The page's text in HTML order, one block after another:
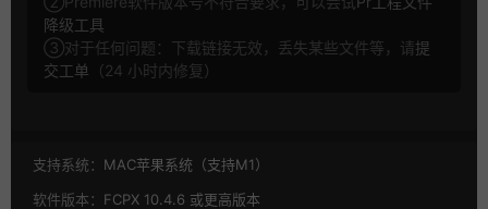
降级工具
③对于任何问题：下载链接无效，丢失某些文件等，请提
交工单 （24 小时内修复）
支持系统： MAC苹果系统（支持M1）
软件版本： FCPX 10.4.6 或更高版本